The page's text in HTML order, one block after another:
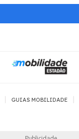
GUIAS MOBILIDADE